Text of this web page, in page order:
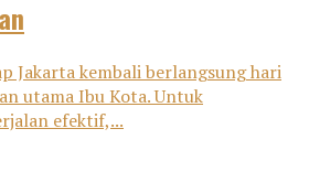
Jakarta kembali berlangsung hari
utama Ibu Kota. Untuk
efektif,...